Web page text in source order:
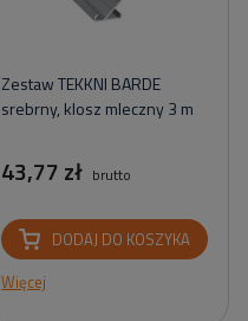
Zestaw TEKKNI BARDE
srebrny, klosz mleczny 3 m
43,77 zł brutto
DODAJ DO KOSZYKA
Więcej